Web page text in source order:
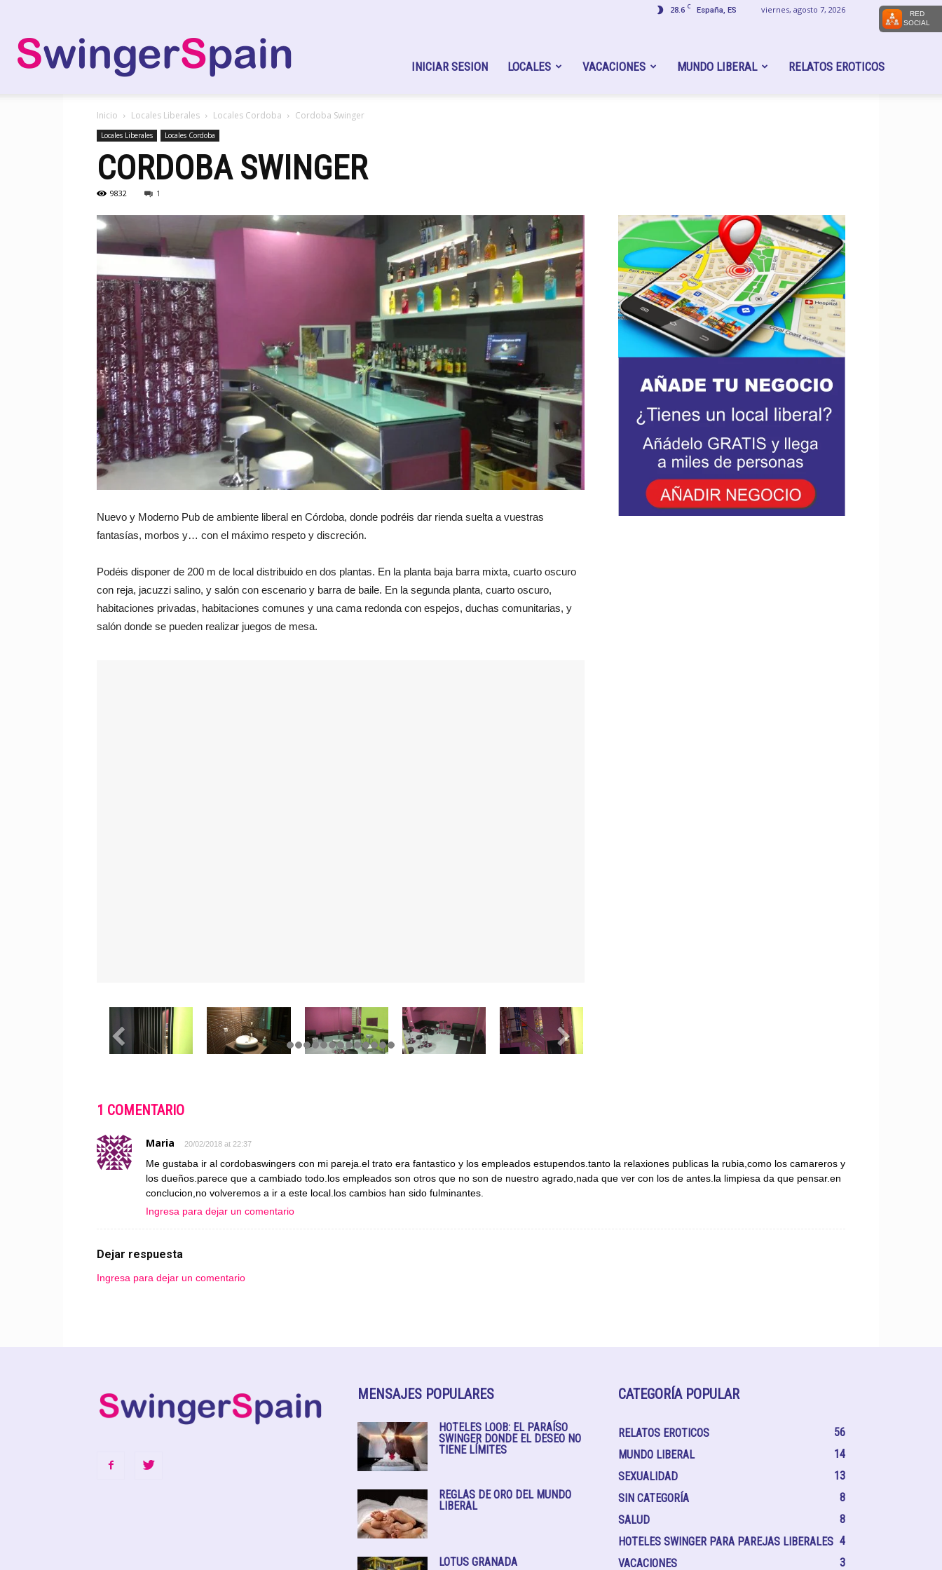
28.6 C España, ES viernes, agosto 7, 2026
de
Parejas
INICIAR SESION LOCALES VACACIONES MUNDO LIBERAL RELATOS EROTICOS
Inicio Locales Liberales Locales Cordoba Cordoba Swinger
Locales Liberales Locales Cordoba
CORDOBA SWINGER
9832 1
Nuevo y Moderno Pub de ambiente liberal en Córdoba, donde podréis dar rienda suelta a vuestras
fantasías, morbos y… con el máximo respeto y discreción.
Podéis disponer de 200 m de local distribuido en dos plantas. En la planta baja barra mixta, cuarto oscuro
con reja, jacuzzi salino, y salón con escenario y barra de baile. En la segunda planta, cuarto oscuro,
habitaciones privadas, habitaciones comunes y una cama redonda con espejos, duchas comunitarias, y
salón donde se pueden realizar juegos de mesa.
1 COMENTARIO
Maria 20/02/2018 at 22:37
Me gustaba ir al cordobaswingers con mi pareja.el trato era fantastico y los empleados estupendos.tanto la relaxiones publicas la rubia,como los camareros y
los dueños.parece que a cambiado todo.los empleados son otros que no son de nuestro agrado,nada que ver con los de antes.la limpiesa da que pensar.en
conclucion,no volveremos a ir a este local.los cambios han sido fulminantes.
Ingresa para dejar un comentario
Dejar respuesta
Ingresa para dejar un comentario
MENSAJES POPULARES
HOTELES LOOB: EL PARAÍSO
SWINGER DONDE EL DESEO NO
TIENE LÍMITES
REGLAS DE ORO DEL MUNDO
LIBERAL
LOTUS GRANADA
CATEGORÍA POPULAR
RELATOS EROTICOS
56
MUNDO LIBERAL
14
SEXUALIDAD
13
SIN CATEGORÍA
8
SALUD
8
HOTELES SWINGER PARA PAREJAS LIBERALES 4
VACACIONES
3
RED
SOCIAL